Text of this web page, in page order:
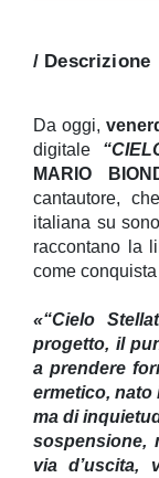
/ Descrizione
Da oggi,
digitale
MARIO
cantautore,
italiana su
raccontano la
come
«“Cielo
progetto, il
a prendere
ermetico, nato
ma di
sospensione,
via d’uscita,